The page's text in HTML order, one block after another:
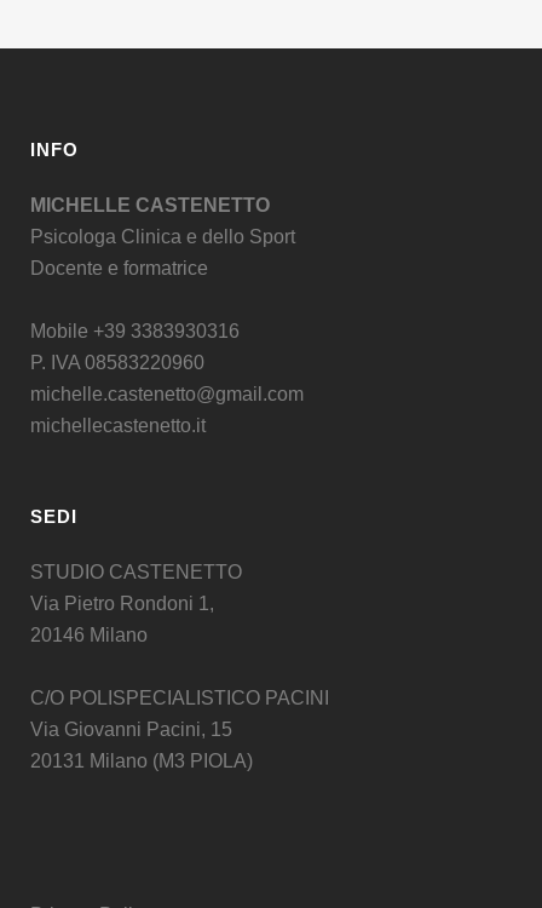
INFO
MICHELLE CASTENETTO
Psicologa Clinica e dello Sport
Docente e formatrice
Mobile +39 3383930316
P. IVA 08583220960
michelle.castenetto@gmail.com
michellecastenetto.it
SEDI
STUDIO CASTENETTO
Via Pietro Rondoni 1,
20146 Milano
C/O POLISPECIALISTICO PACINI
Via Giovanni Pacini, 15
20131 Milano (M3 PIOLA)